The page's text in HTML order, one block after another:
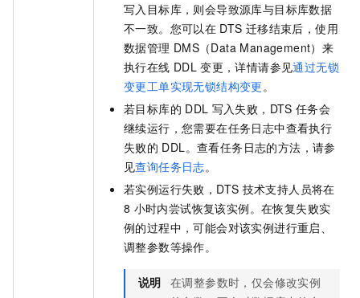
写入目标库，则会导致源库与目标库数据
不一致。您可以在 DTS 迁移结束后，使用
数据管理 DMS（Data Management）来
执行在线 DDL 变更，详情请参见通过无锁
变更工单实现无锁结构变更。
若目标库的 DDL 写入失败，DTS 任务会
继续运行，您需要在任务日志中查看执行
失败的 DDL。查看任务日志的方法，请参
见查询任务日志。
若实例运行失败，DTS 技术支持人员将在
8 小时内尝试恢复该实例。在恢复失败实
例的过程中，可能会对该实例进行重启、
调整参数等操作。
说明 在调整参数时，仅会修改实例